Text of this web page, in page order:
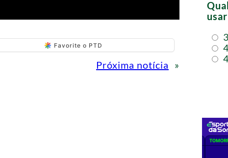
Favorite o PTD
Próxima notícia »